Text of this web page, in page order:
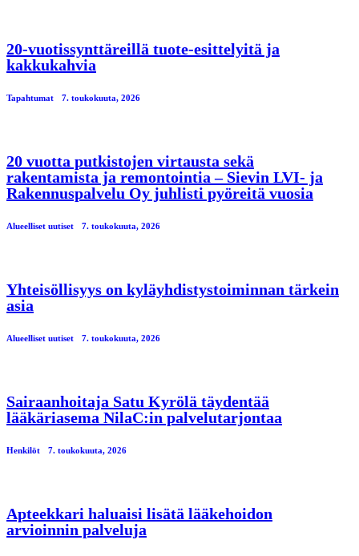
20-vuotissynttäreillä tuote-esittelyitä ja
kakkukahvia
Tapahtumat 7. toukokuuta, 2026
20 vuotta putkistojen virtausta sekä
rakentamista ja remontointia – Sievin LVI- ja
Rakennuspalvelu Oy juhlisti pyöreitä vuosia
Alueelliset uutiset 7. toukokuuta, 2026
Yhteisöllisyys on kyläyhdistystoiminnan tärkein
asia
Alueelliset uutiset 7. toukokuuta, 2026
Sairaanhoitaja Satu Kyrölä täydentää
lääkäriasema NilaC:in palvelutarjontaa
Henkilöt 7. toukokuuta, 2026
Apteekkari haluaisi lisätä lääkehoidon
arvioinnin palveluja